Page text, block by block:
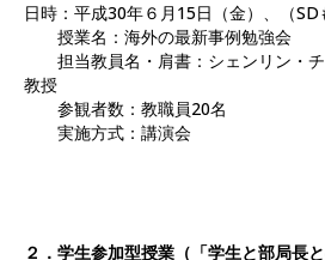
日時：平成30年６月15日（金）、（SD
授業名：海外の最新事例勉強会
担当教員名・肩書：シェンリン・
教授
参観者数：教職員20名
実施方式：講演会
２．学生参加型授業（「学生と部局長